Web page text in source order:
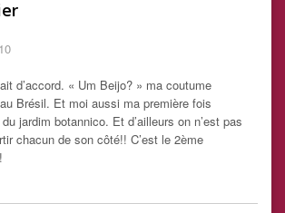
d’accord. « Um Beijo? » ma coutume
Brésil. Et moi aussi ma première fois
jardim botannico. Et d’ailleurs on n’est pas
chacun de son côté!! C’est le 2ème